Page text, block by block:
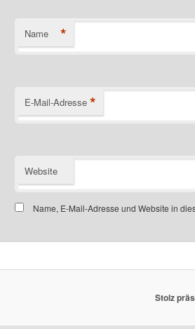
Name *
E-Mail-Adresse *
Website
Name, E-Mail-Adresse und Website in
Stolz